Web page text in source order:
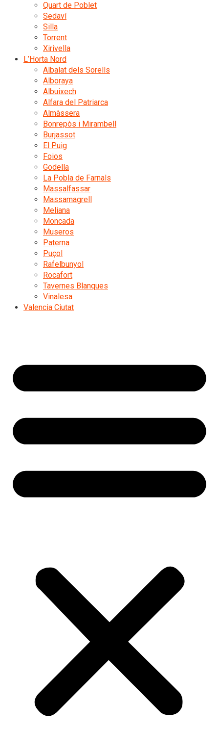
Quart de Poblet
Sedaví
Silla
Torrent
Xirivella
L’Horta Nord
Albalat dels Sorells
Alboraya
Albuixech
Alfara del Patriarca
Almàssera
Bonrepòs i Mirambell
Burjassot
El Puig
Foios
Godella
La Pobla de Farnals
Massalfassar
Massamagrell
Meliana
Moncada
Museros
Paterna
Puçol
Rafelbunyol
Rocafort
Tavernes Blanques
Vinalesa
Valencia Ciutat